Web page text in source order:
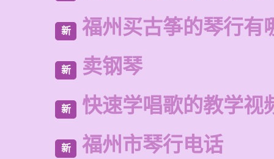
新 福州买古筝的琴行有
新 卖钢琴
新 快速学唱歌的教学视
新 福州市琴行电话